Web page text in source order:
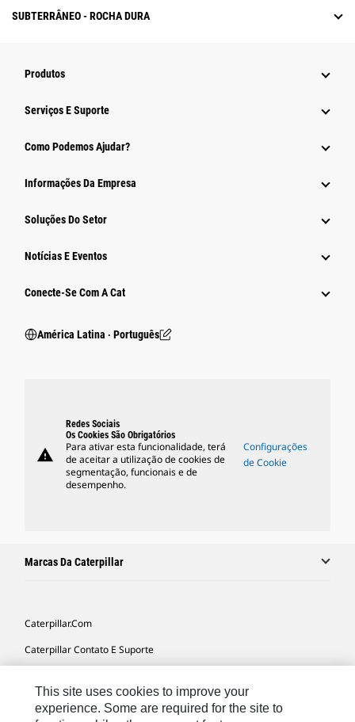
SUBTERRÂNEO - ROCHA DURA
Produtos
Serviços E Suporte
Como Podemos Ajudar?
Informações Da Empresa
Soluções Do Setor
Notícias E Eventos
Conecte-Se Com A Cat
América Latina ‧ Português
warning
Redes Sociais
Os Cookies São Obrigatórios
Para ativar esta funcionalidade, terá
de aceitar a utilização de cookies de
segmentação, funcionais e de
desempenho.
Configurações
de Cookie
Marcas Da Caterpillar
Caterpillar.com
Caterpillar Contato E Suporte
Mapa Do Local
This site uses cookies to improve your
experience. Some are required for the site to